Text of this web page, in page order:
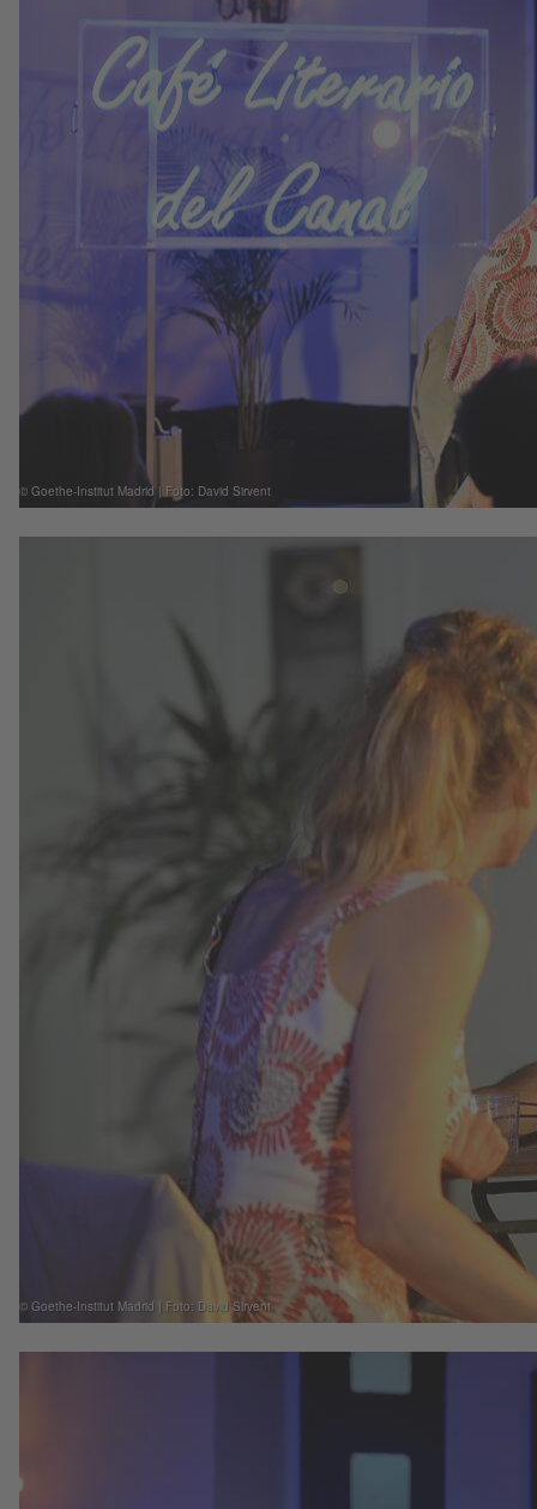
© Goethe-Institut Madrid | Foto: David Sirvent
© Goethe-Institut Madrid | Foto: David Sirvent